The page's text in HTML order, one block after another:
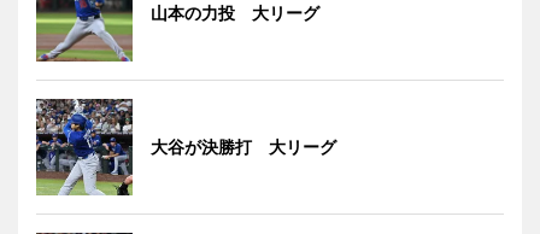
山本の力投 大リーグ
大谷が決勝打 大リーグ